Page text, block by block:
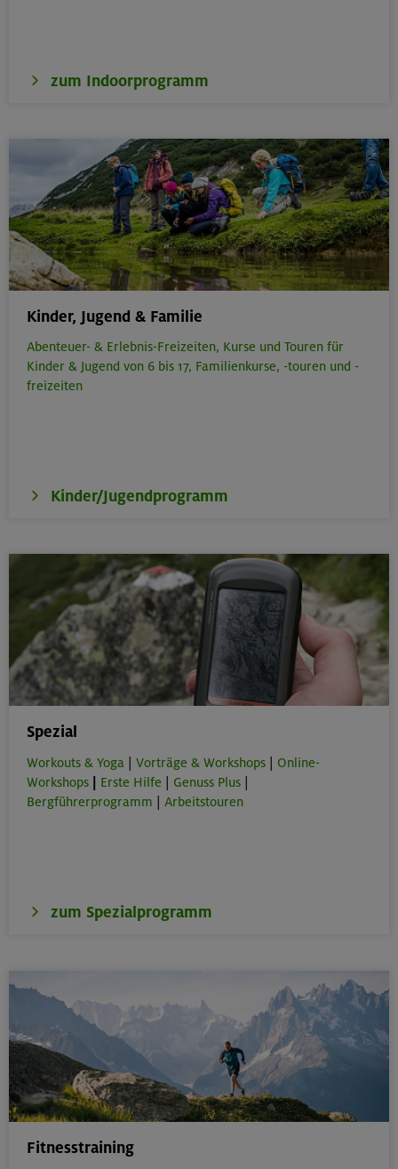
zum Indoorprogramm
Kinder, Jugend & Familie
Abenteuer- & Erlebnis-Freizeiten, Kurse und Touren für
Kinder & Jugend von 6 bis 17, Familienkurse, -touren und -
freizeiten
Kinder/Jugendprogramm
Spezial
Workouts & Yoga Vorträge & Workshops
Online-
Workshops
Erste Hilfe Genuss Plus
Bergführerprogramm
Arbeitstouren
zum Spezialprogramm
Fitnesstraining